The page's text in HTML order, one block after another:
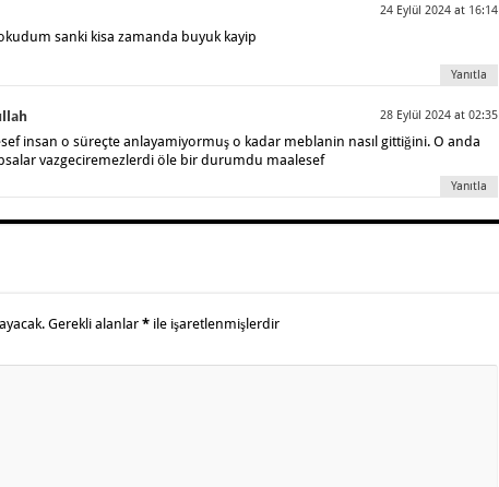
24 Eylül 2024 at 16:14
sanki kisa zamanda buyuk kayip
Yanıtla
28 Eylül 2024 at 02:35
insan o süreçte anlayamiyormuş o kadar meblanin nasıl gittiğini. O anda
vazgeciremezlerdi öle bir durumdu maalesef
Yanıtla
Gerekli alanlar *ile işaretlenmişlerdir